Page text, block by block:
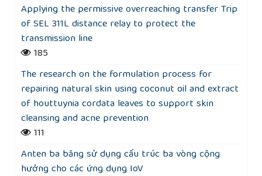
Applying the permissive overreaching transfer Trip
of SEL 311L distance relay to protect the
transmission line
185
The research on the formulation process for
repairing natural skin using coconut oil and extract
of houttuynia cordata leaves to support skin
cleansing and acne prevention
111
Anten ba băng sử dụng cấu trúc ba vòng cộng
hưởng cho các ứng dụng IoV